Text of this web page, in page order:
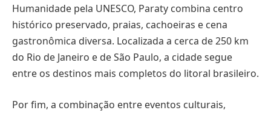
Humanidade pela UNESCO, Paraty combina centro
histórico preservado, praias, cachoeiras e cena
gastronômica diversa. Localizada a cerca de 250 km
do Rio de Janeiro e de São Paulo, a cidade segue
entre os destinos mais completos do litoral brasileiro.
Por fim, a combinação entre eventos culturais,